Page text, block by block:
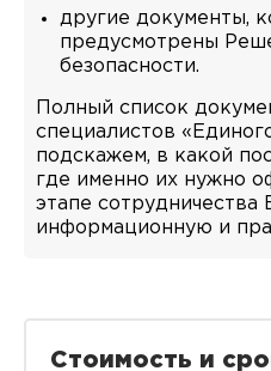
другие документы,
предусмотрены
безопасности.
Полный список
специалистов
подскажем, в какой
где именно их нужно
этапе
информационную и
Стоимость и